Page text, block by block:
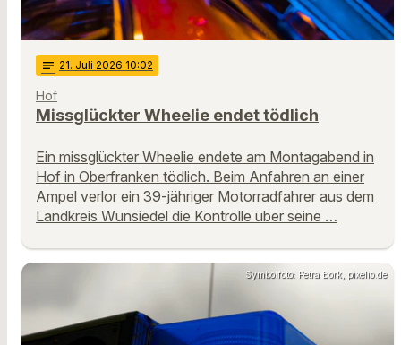
notes 21. Juli 2026 10:02
Hof
Missglückter Wheelie endet tödlich
Ein missglückter Wheelie endete am Montagabend in
Hof in Oberfranken tödlich. Beim Anfahren an einer
Ampel verlor ein 39-jähriger Motorradfahrer aus dem
Landkreis Wunsiedel die Kontrolle über seine …
Symbolfoto: Petra Bork, pixelio.de